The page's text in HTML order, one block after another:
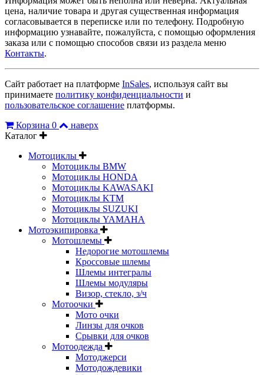
цена, наличие товара и другая существенная информация
согласовывается в переписке или по телефону. Подробную
информацию узнавайте, пожалуйста, с помощью оформления
заказа или с помощью способов связи из раздела меню
Контакты.
Сайт работает на платформе InSales, используя сайт вы
принимаете политику конфиденциальности и
пользовательское соглашение платформы.
Корзина 0
наверх
Каталог
Мотоциклы
Мотоциклы BMW
Мотоциклы HONDA
Мотоциклы KAWASAKI
Мотоциклы KTM
Мотоциклы SUZUKI
Мотоциклы YAMAHA
Мотоэкипировка
Мотошлемы
Недорогие мотошлемы
Кроссовые шлемы
Шлемы интегралы
Шлемы модуляры
Визор, стекло, з/ч
Мотоочки
Мото очки
Линзы для очков
Срывки для очков
Мотоодежда
Мотоджерси
Мотодождевики